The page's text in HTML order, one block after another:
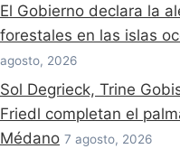
El Gobierno declara la
forestales en las islas
agosto, 2026
Sol Degrieck, Trine
Friedl completan el
Médano 7 agosto, 2026